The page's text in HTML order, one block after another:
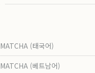
MATCHA (태국어)
MATCHA (베트남어)